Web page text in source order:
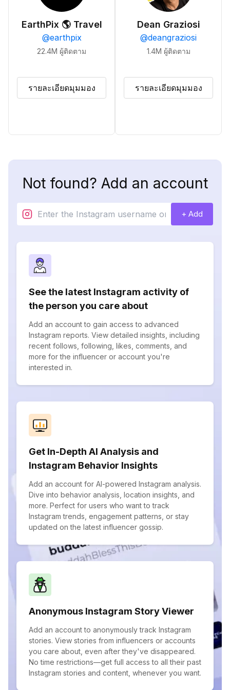
EarthPix 🌎 Travel
@earthpix
22.4M ผู้ติดตาม
รายละเอียดมุมมอง
Dean Graziosi
@deangraziosi
1.4M ผู้ติดตาม
รายละเอียดมุมมอง
Not found? Add an account
+ Add
See the latest Instagram activity of
the person you care about
Add an account to gain access to advanced
Instagram reports. View detailed insights, including
recent follows, following, likes, comments, and
more for the influencer or account you're
interested in.
Get In-Depth AI Analysis and
Instagram Behavior Insights
Add an account for AI-powered Instagram analysis.
Dive into behavior analysis, location insights, and
more. Perfect for users who want to track
Instagram trends, engagement patterns, or stay
updated on the latest influencer gossip.
Anonymous Instagram Story Viewer
Add an account to anonymously track Instagram
stories. View stories from influencers or accounts
you care about, even after they've disappeared.
No time restrictions—get full access to all their past
Instagram stories and content, whenever you want.